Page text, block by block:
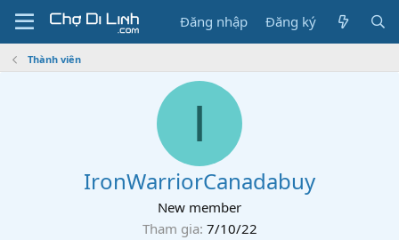
Đăng nhập Đăng ký
Thành viên
I
IronWarriorCanadabuy
New member
Tham gia 7/10/22